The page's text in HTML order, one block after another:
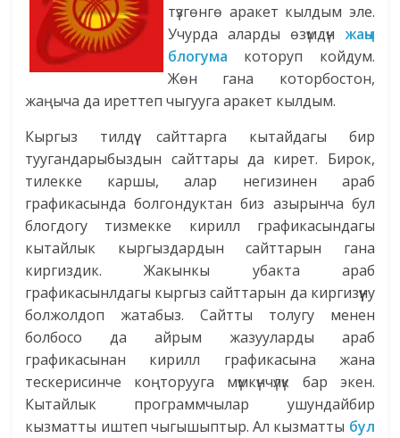
түзгөнгө аракет кылдым эле.
Учурда аларды өзүмдүн жаңы
блогума которуп койдум.
Жөн гана которбостон,
жаңыча да иреттеп чыгууга аракет кылдым.
Кыргыз тилдүү сайттарга кытайдагы бир
туугандарыбыздын сайттары да кирет. Бирок,
тилекке каршы, алар негизинен араб
графикасында болгондуктан биз азырынча бул
блогдогу тизмекке кирилл графикасындагы
кытайлык кыргыздардын сайттарын гана
киргиздик. Жакынкы убакта араб
графикасынлдагы кыргыз сайттарын да киргизүүну
болжолдоп жатабыз. Сайтты толугу менен
болбосо да айрым жазууларды араб
графикасынан кирилл графикасына жана
тескерисинче коңторууга мүмкүнчүлүк бар экен.
Кытайлык программчылар ушундайбир
кызматты иштеп чыгышыптыр. Ал кызматты бул